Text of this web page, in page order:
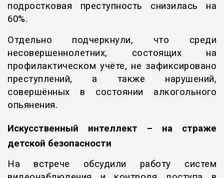
подростковая преступность снизилась на
60%.
Отдельно подчеркнули, что среди
несовершеннолетних, состоящих на
профилактическом учёте, не зафиксировано
преступлений, а также нарушений,
совершённых в состоянии алкогольного
опьянения.
Искусственный интеллект – на страже
детской безопасности
На встрече обсудили работу систем